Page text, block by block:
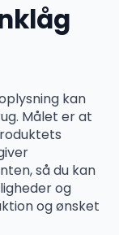
kan
Målet er at
så du kan
og
og ønsket